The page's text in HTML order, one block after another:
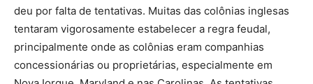
deu por falta de tentativas. Muitas das colônias inglesas
tentaram vigorosamente estabelecer a regra feudal,
principalmente onde as colônias eram companhias
concessionárias ou proprietárias, especialmente em